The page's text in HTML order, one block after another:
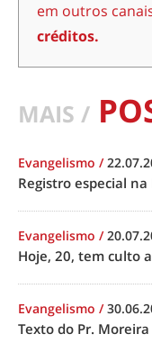
em outros
créditos.
MAIS /
Evangelismo /
Registro especial
Evangelismo /
Hoje, 20, tem culto
Evangelismo /
Texto do Pr.